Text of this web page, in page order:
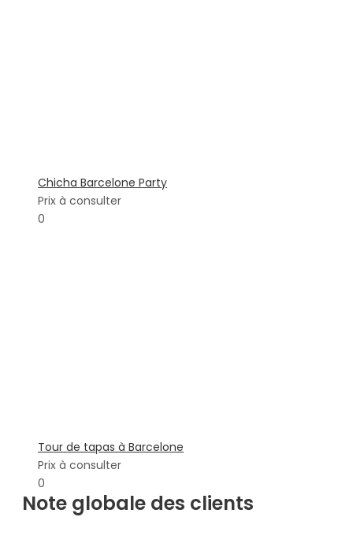
Chicha Barcelone Party
Prix à consulter
0
Tour de tapas à Barcelone
Prix à consulter
0
Note globale des clients